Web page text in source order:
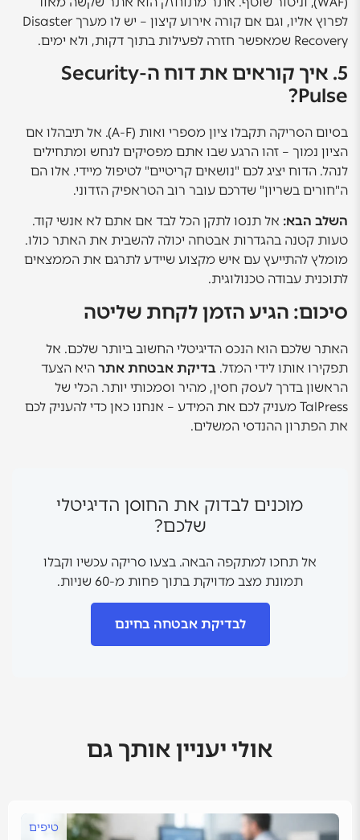
לפרוץ אליו, וגם אם קורה אירוע קיצון – יש לו מערך Disaster
Recovery שמאפשר חזרה לפעילות בתוך דקות, ולא ימים.
5. איך קוראים את דוח ה-Security
Pulse?
בסיום הסריקה תקבלו ציון מספרי ואות (A-F). אל תיבהלו אם
הציון נמוך – זהו הרגע שבו אתם מפסיקים לנחש ומתחילים
לנהל. הדוח יציג לכם "נושאים קריטיים" לטיפול מיידי. אלו הם
ה"חורים בשריון" שדרכם עובר רוב הטראפיק הזדוני.
השלב הבא: אל תנסו לתקן הכל לבד אם אתם לא אנשי קוד.
טעות קטנה בהגדרות אבטחה יכולה להשבית את האתר כולו.
מומלץ להתייעץ עם איש מקצוע שיידע לתרגם את הממצאים
לתוכנית עבודה טכנולוגית.
סיכום: הגיע הזמן לקחת שליטה
האתר שלכם הוא הנכס הדיגיטלי החשוב ביותר שלכם. אל
תפקירו אותו לידי המזל. בדיקת אבטחת אתר היא הצעד
הראשון בדרך לעסק חסין, מהיר וסמכותי יותר. הכלי של
TalPress מעניק לכם את המידע – אנחנו כאן כדי להעניק לכם
את הפתרון ההנדסי המשלים.
מוכנים לבדוק את החוסן הדיגיטלי
שלכם?
אל תחכו למתקפה הבאה. בצעו סריקה עכשיו וקבלו
תמונת מצב מדויקת בתוך פחות מ-60 שניות.
לבדיקת אבטחה בחינם
אולי יעניין אותך גם
טיפים